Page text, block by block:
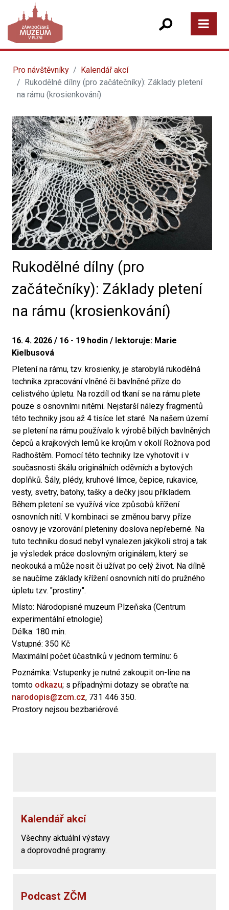
Pro návštěvníky
Kalendář akcí
Rukodělné dílny (pro začátečníky): Základy pletení
na rámu (krosienkování)
Rukodělné dílny (pro
začátečníky): Základy pletení
na rámu (krosienkování)
16. 4. 2026 / 16 - 19 hodin / lektoruje: Marie
Kielbusová
Pletení na rámu, tzv. krosienky, je starobylá rukodělná
technika zpracování vlněné či bavlněné příze do
celistvého úpletu. Na rozdíl od tkaní se na rámu plete
pouze s osnovními nitěmi. Nejstarší nálezy fragmentů
této techniky jsou až 4 tisíce let staré. Na našem území
se pletení na rámu používalo k výrobě bílých bavlněných
čepců a krajkových lemů ke krojům v okolí Rožnova pod
Radhoštěm. Pomocí této techniky lze vyhotovit i v
současnosti škálu originálních oděvních a bytových
doplňků. Šály, plédy, kruhové límce, čepice, rukavice,
vesty, svetry, batohy, tašky a dečky jsou příkladem.
Během pletení se využívá více způsobů křížení
osnovních nití. V kombinaci se změnou barvy příze
osnovy je vzorování pleteniny doslova nepřeberné. Na
tuto techniku dosud nebyl vynalezen jakýkoli stroj a tak
je výsledek práce doslovným originálem, který se
neokouká a může nosit či užívat po celý život. Na dílně
se naučíme základy křížení osnovních nití do pružného
úpletu tzv. "prostiny".
Místo: Národopisné muzeum Plzeňska (Centrum
experimentální etnologie)
Délka: 180 min.
Vstupné: 350 Kč
Maximální počet účastníků v jednom termínu: 6
Poznámka: Vstupenky je nutné zakoupit on-line na
tomto odkazu; s případnými dotazy se obraťte na:
narodopis@zcm.cz, 731 446 350.
Prostory nejsou bezbariérové.
Kalendář akcí
Všechny aktuální výstavy
a doprovodné programy.
Podcast ZČM